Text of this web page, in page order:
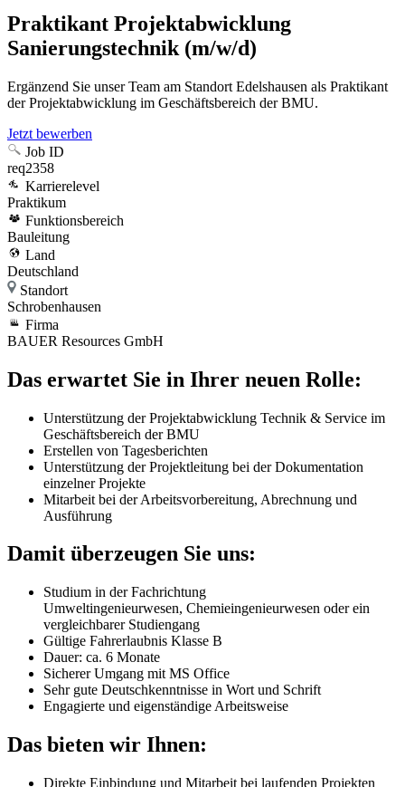
Praktikant Projektabwicklung
Sanierungstechnik (m/w/d)
Ergänzend Sie unser Team am Standort Edelshausen als Praktikant
der Projektabwicklung im Geschäftsbereich der BMU.
Jetzt bewerben
Job ID
req2358
Karrierelevel
Praktikum
Funktionsbereich
Bauleitung
Land
Deutschland
Standort
Schrobenhausen
Firma
BAUER Resources GmbH
Das erwartet Sie in Ihrer neuen Rolle:
Unterstützung der Projektabwicklung Technik & Service im
Geschäftsbereich der BMU
Erstellen von Tagesberichten
Unterstützung der Projektleitung bei der Dokumentation
einzelner Projekte
Mitarbeit bei der Arbeitsvorbereitung, Abrechnung und
Ausführung
Damit überzeugen Sie uns:
Studium in der Fachrichtung
Umweltingenieurwesen, Chemieingenieurwesen oder ein
vergleichbarer Studiengang
Gültige Fahrerlaubnis Klasse B
Dauer: ca. 6 Monate
Sicherer Umgang mit MS Office
Sehr gute Deutschkenntnisse in Wort und Schrift
Engagierte und eigenständige Arbeitsweise
Das bieten wir Ihnen:
Direkte Einbindung und Mitarbeit bei laufenden Projekten